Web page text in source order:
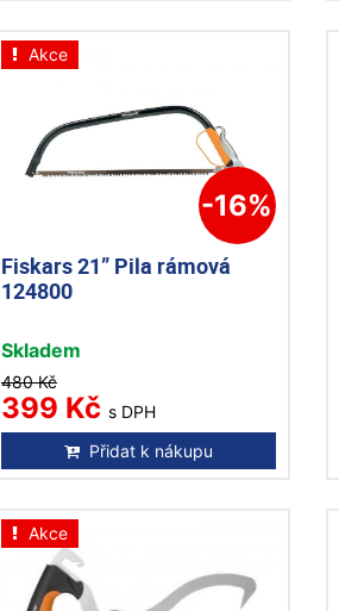
Akce
-16%
Fiskars 21” Pila rámová
124800
Skladem
480 Kč
399 Kč s DPH
Přidat k nákupu
Akce